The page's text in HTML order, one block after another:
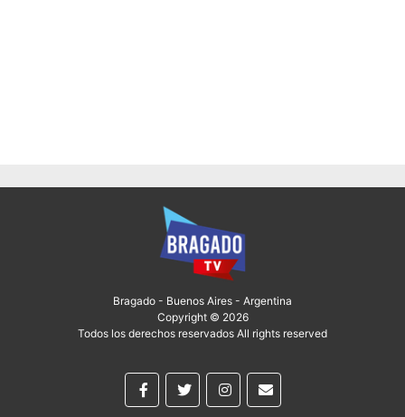
Bragado - Buenos Aires - Argentina
Copyright © 2026
Todos los derechos reservados All rights reserved